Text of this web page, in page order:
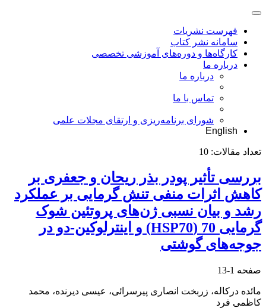
فهرست نشریات
سامانه نشر کتاب
کارگاه‌ها و دوره‌های آموزشی تخصصی
درباره ما
درباره ما
تماس با ما
شورای برنامه‌ریزی و ارتقای مجلات علمی
English
تعداد مقالات: 10
بررسی تأثیر پودر بذر ریحان و جعفری بر
کاهش اثرات منفی تنش گرمایی بر عملکرد
رشد‌ و بیان نسبی ژن‌های پروتئین شوک
گرمایی 70 (‌HSP70) و اینترلوکین-دو در
جوجه‌های گوشتی
صفحه 1-13
مائده درکاله، زربخت انصاری پیرسرائی، عیسی دیرنده، محمد
کاظمی فرد